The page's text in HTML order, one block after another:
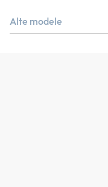
Alte modele